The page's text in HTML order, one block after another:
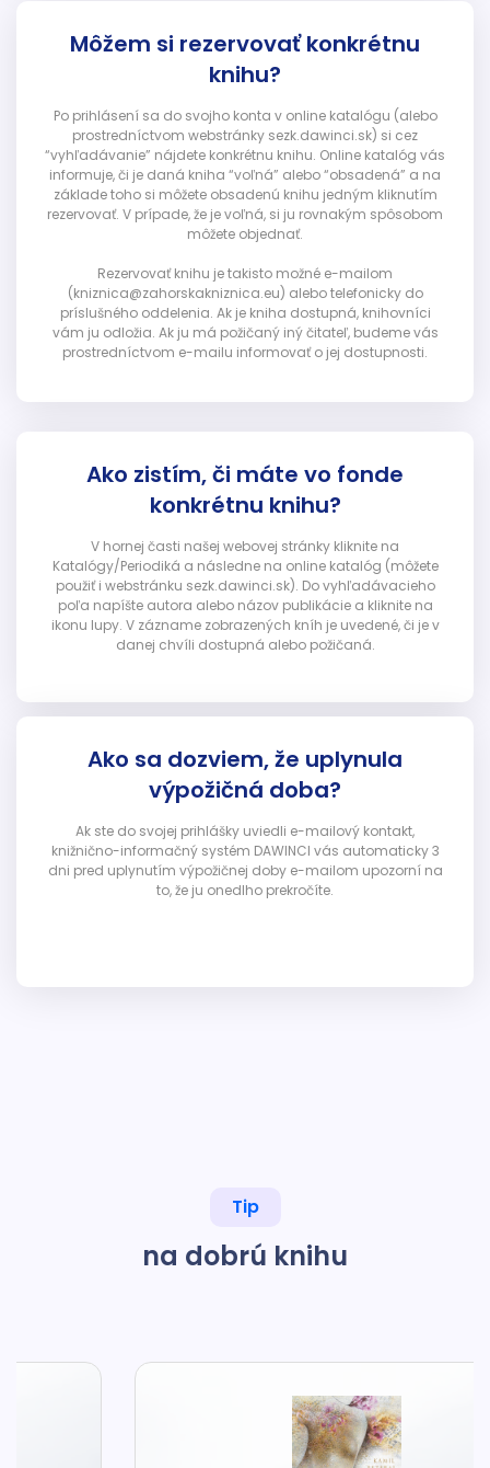
Môžem si rezervovať konkrétnu
knihu?
Po prihlásení sa do svojho konta v online katalógu (alebo
prostredníctvom webstránky sezk.dawinci.sk) si cez
“vyhľadávanie” nájdete konkrétnu knihu. Online katalóg vás
informuje, či je daná kniha “voľná” alebo “obsadená” a na
základe toho si môžete obsadenú knihu jedným kliknutím
rezervovať. V prípade, že je voľná, si ju rovnakým spôsobom
môžete objednať.
Rezervovať knihu je takisto možné e-mailom
(kniznica@zahorskakniznica.eu) alebo telefonicky do
príslušného oddelenia. Ak je kniha dostupná, knihovníci
vám ju odložia. Ak ju má požičaný iný čitateľ, budeme vás
prostredníctvom e-mailu informovať o jej dostupnosti.
Ako zistím, či máte vo fonde
konkrétnu knihu?
V hornej časti našej webovej stránky kliknite na
Katalógy/Periodiká a následne na online katalóg (môžete
použiť i webstránku sezk.dawinci.sk). Do vyhľadávacieho
poľa napíšte autora alebo názov publikácie a kliknite na
ikonu lupy. V zázname zobrazených kníh je uvedené, či je v
danej chvíli dostupná alebo požičaná.
Ako sa dozviem, že uplynula
výpožičná doba?
Ak ste do svojej prihlášky uviedli e-mailový kontakt,
knižnično-informačný systém DAWINCI vás automaticky 3
dni pred uplynutím výpožičnej doby e-mailom upozorní na
to, že ju onedlho prekročíte.
Tip
na dobrú knihu